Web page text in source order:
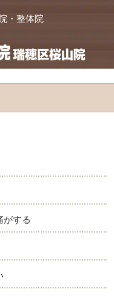
・整体院
がする